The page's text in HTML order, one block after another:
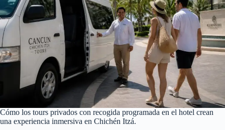
Cómo los tours privados con recogida programada en el hotel crean
una experiencia inmersiva en Chichén Itzá.